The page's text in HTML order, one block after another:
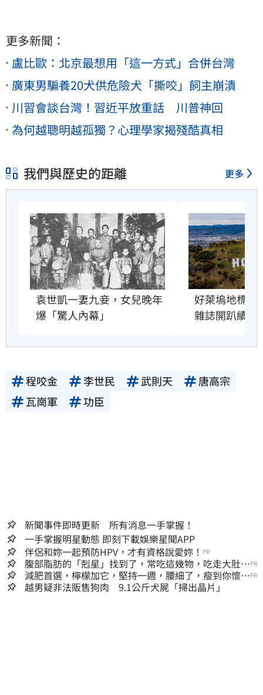
更多新聞：
盧比歐：北京最想用「這一方式」合併台灣
廣東男騙養20犬供危險犬「撕咬」飼主崩潰
川習會談台灣！習近平放重話 川普神回
為何越聰明越孤獨？心理學家揭殘酷真相
我們與歷史的距離 更多
袁世凱一妻九妾，女兒晚年
爆「驚人內幕」
好萊塢地標恐
雜誌開趴續命
程咬金 李世民 武則天
唐高宗
瓦崗軍
功臣
新聞事件即時更新 所有消息一手掌握！
一手掌握明星動態 即刻下載娛樂星聞APP
伴侶和妳一起預防HPV，才有資格說愛妳！ PR
腹部脂肪的「剋星」找到了，常吃這幾物，吃走大肚
囊，瘦出小蠻腰
PR
減肥首選，檸檬加它，堅持一週，腰細了，瘦到你懷疑
人生
PR
越男疑非法販售狗肉 9.1公斤犬屍「掃出晶片」